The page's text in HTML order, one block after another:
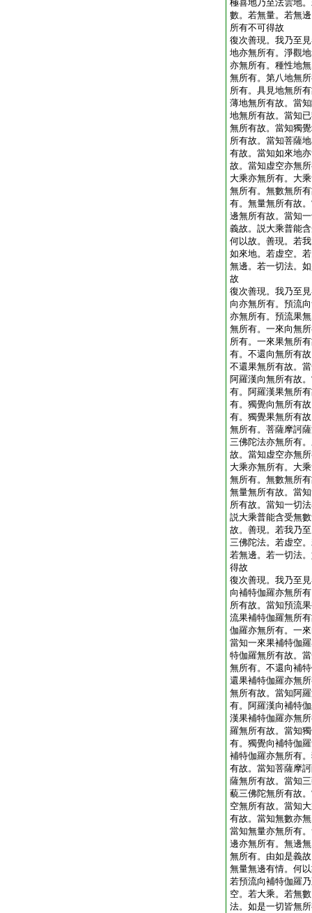
極喜地乃至法雲地
數。若無量。若無
所有不可得故
復次善現。我乃至
地亦無所有。淨觀
亦無所有。種性地
無所有。第八地無
所有。具見地無所
薄地無所有故。當
地無所有故。當知
無所有故。當知獨
所有故。當知菩薩
有故。當知如來地
故。當知虚空亦無
大乘亦無所有。大
無所有。無數無所
有。無量無所有故
邊無所有故。當知
義故。説大乘普能
何以故。善現。若
如來地。若虚空。
無邊。若一切法。
故
復次善現。我乃至
向亦無所有。預流
亦無所有。預流果
無所有。一來向無
所有。一來果無所
有。不還向無所有
不還果無所有故。
阿羅漢向無所有故
有。阿羅漢果無所
有。獨覺向無所有
有。獨覺果無所有
無所有。菩薩摩訶
三佛陀法亦無所有
故。當知虚空亦無
大乘亦無所有。大
無所有。無數無所
無量無所有故。當
所有故。當知一切
説大乘普能含受無
故。善現。若我乃
三佛陀法。若虚空
若無邊。若一切法
得故
復次善現。我乃至
向補特伽羅亦無所
所有故。當知預流
流果補特伽羅無所
伽羅亦無所有。一
當知一來果補特伽
特伽羅無所有故。
無所有。不還向補
還果補特伽羅亦無
無所有故。當知阿
有。阿羅漢向補特
漢果補特伽羅亦無
羅無所有故。當知
有。獨覺向補特伽
補特伽羅亦無所有
有故。當知菩薩摩
薩無所有故。當知
藐三佛陀無所有故
空無所有故。當知
有故。當知無數亦
當知無量亦無所有
邊亦無所有。無邊
無所有。由如是義
無量無邊有情。何
若預流向補特伽羅
空。若大乘。若無
法。如是一切皆無